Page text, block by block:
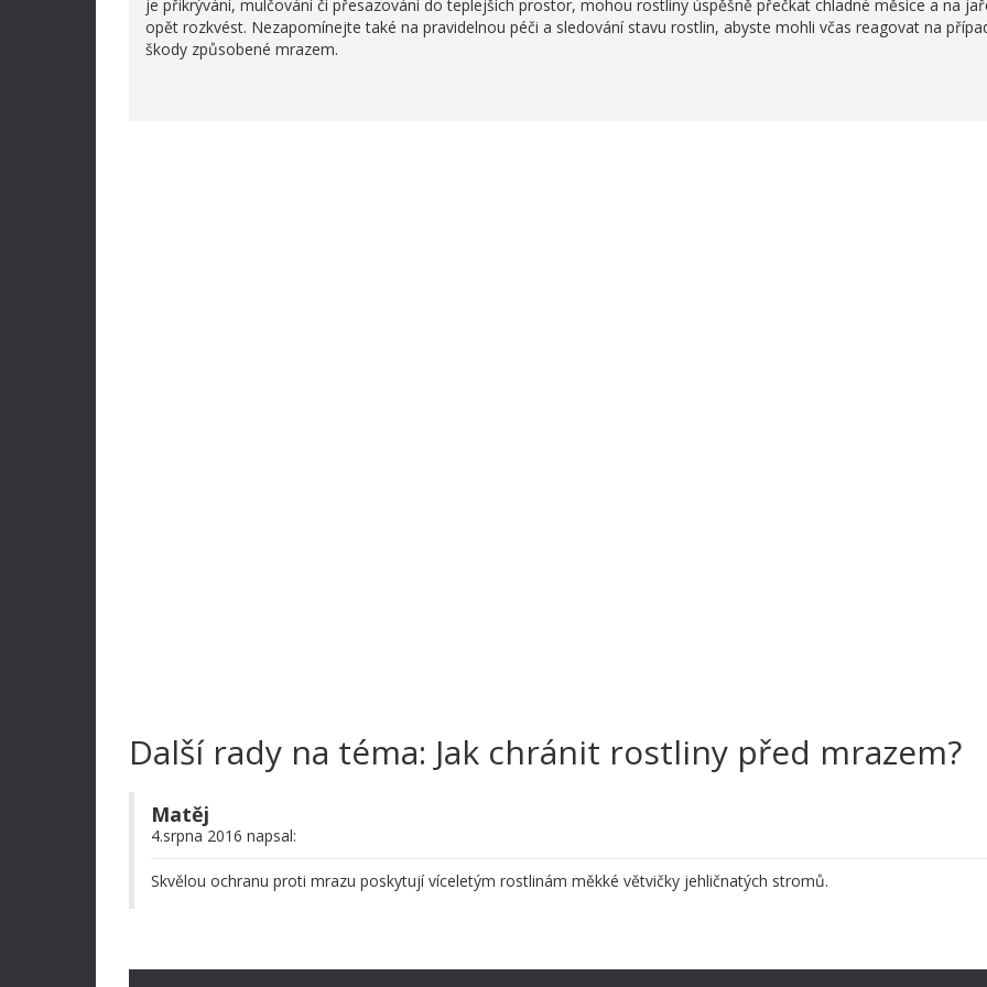
je přikrývání, mulčování či přesazování do teplejších prostor, mohou rostliny úspěšně přečkat chladné měsíce a na
opět rozkvést. Nezapomínejte také na pravidelnou péči a sledování stavu rostlin, abyste mohli včas reagovat na
škody způsobené mrazem.
Další rady na téma: Jak chránit rostliny před mrazem?
Matěj
4.srpna 2016 napsal:
Skvělou ochranu proti mrazu poskytují víceletým rostlinám měkké větvičky jehličnatých stromů.